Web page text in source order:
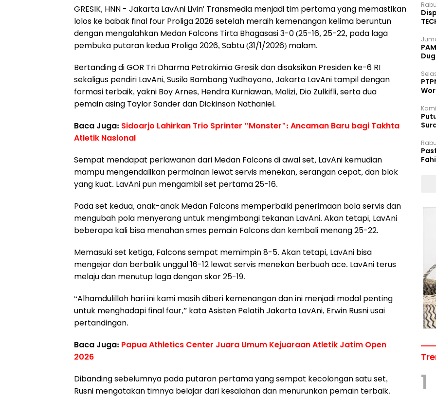
GRESIK, HNN - Jakarta LavAni Livin' Transmedia menjadi tim pertama yang memastikan
lolos ke babak final four Proliga 2026 setelah meraih kemenangan kelima beruntun
dengan mengalahkan Medan Falcons Tirta Bhagasasi 3-0 (25-16, 25-22, pada laga
pembuka putaran kedua Proliga 2026, Sabtu (31/1/2026) malam.
Bertanding di GOR Tri Dharma Petrokimia Gresik dan disaksikan Presiden ke-6 RI
sekaligus pendiri LavAni, Susilo Bambang Yudhoyono, Jakarta LavAni tampil dengan
formasi terbaik, yakni Boy Arnes, Hendra Kurniawan, Malizi, Dio Zulkifli, serta dua
pemain asing Taylor Sander dan Dickinson Nathaniel.
Baca Juga: Sidoarjo Lahirkan Trio Sprinter "Monster": Ancaman Baru bagi Takhta
Atletik Nasional
Sempat mendapat perlawanan dari Medan Falcons di awal set, LavAni kemudian
mampu mengendalikan permainan lewat servis menekan, serangan cepat, dan blok
yang kuat. LavAni pun mengambil set pertama 25-16.
Pada set kedua, anak-anak Medan Falcons memperbaiki penerimaan bola servis dan
mengubah pola menyerang untuk mengimbangi tekanan LavAni. Akan tetapi, LavAni
beberapa kali bisa menahan smes pemain Falcons dan kembali menang 25-22.
Memasuki set ketiga, Falcons sempat memimpin 8-5. Akan tetapi, LavAni bisa
mengejar dan berbalik unggul 16-12 lewat servis menekan berbuah ace. LavAni terus
melaju dan menutup laga dengan skor 25-19.
“Alhamdulillah hari ini kami masih diberi kemenangan dan ini menjadi modal penting
untuk menghadapi final four,” kata Asisten Pelatih Jakarta LavAni, Erwin Rusni usai
pertandingan.
Baca Juga: Papua Athletics Center Juara Umum Kejuaraan Atletik Jatim Open
2026
Dibanding sebelumnya pada putaran pertama yang sempat kecolongan satu set,
Rusni mengatakan timnya belajar dari kesalahan dan menurunkan pemain terbaik.
1